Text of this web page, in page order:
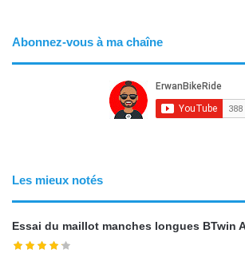
Abonnez-vous à ma chaîne
Les mieux notés
Essai du maillot manches longues BTwin